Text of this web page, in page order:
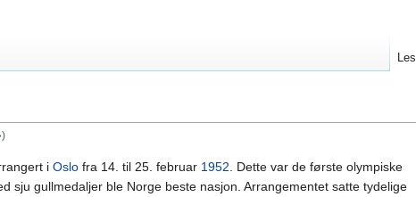
i Oslo fra 14. til 25. februar 1952 . Dette var de første olympiske
sju gullmedaljer ble Norge beste nasjon. Arrangementet satte tydelige
Les